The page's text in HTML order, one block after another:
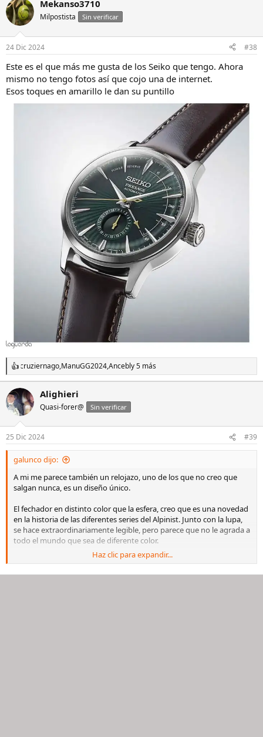
Mekanso3710
Milpostista Sin verificar
24 Dic 2024 #38
Este es el que más me gusta de los Seiko que tengo. Ahora
mismo no tengo fotos así que cojo una de internet.
Esos toques en amarillo le dan su puntillo
R
e
a
c
c
o
n
e
cruziernago,ManuGG2024,Ancebly 5 más
Alighieri
Quasi-forer@ Sin verificar
25 Dic 2024 #39
galunco dijo:
A mi me parece también un relojazo, uno de los que no creo que
salgan nunca, es un diseño único.
El fechador en distinto color que la esfera, creo que es una novedad
en la historia de las diferentes series del Alpinist. Junto con la lupa,
se hace extraordinariamente legible, pero parece que no le agrada a
todo el mundo que sea de diferente color.
Además de fechador blanco y lupa, se diferencia en que el nuevo
tiene trasera vista y (creo) que 1 mm más grande de caja. Por las
Haz clic para expandir...